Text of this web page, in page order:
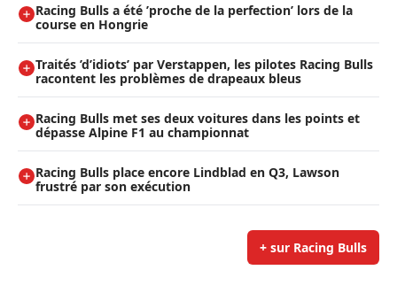
Racing Bulls a été ’proche de la perfection’ lors de la
course en Hongrie
Traités ’d’idiots’ par Verstappen, les pilotes Racing Bulls
racontent les problèmes de drapeaux bleus
Racing Bulls met ses deux voitures dans les points et
dépasse Alpine F1 au championnat
Racing Bulls place encore Lindblad en Q3, Lawson
frustré par son exécution
+ sur Racing Bulls